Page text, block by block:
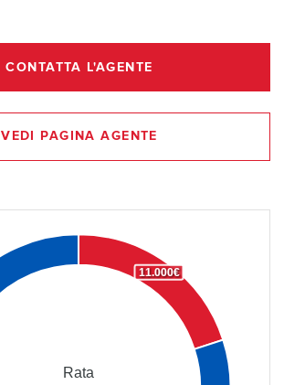
CONTATTA L'AGENTE
VEDI PAGINA AGENTE
11.000€
Rata